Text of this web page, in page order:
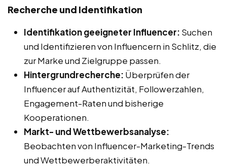
Recherche und Identifikation
Identifikation geeigneter Influencer: Suchen
und Identifizieren von Influencern in Schlitz, die
zur Marke und Zielgruppe passen.
Hintergrundrecherche: Überprüfen der
Influencer auf Authentizität, Followerzahlen,
Engagement-Raten und bisherige
Kooperationen.
Markt- und Wettbewerbsanalyse:
Beobachten von Influencer-Marketing-Trends
und Wettbewerberaktivitäten.